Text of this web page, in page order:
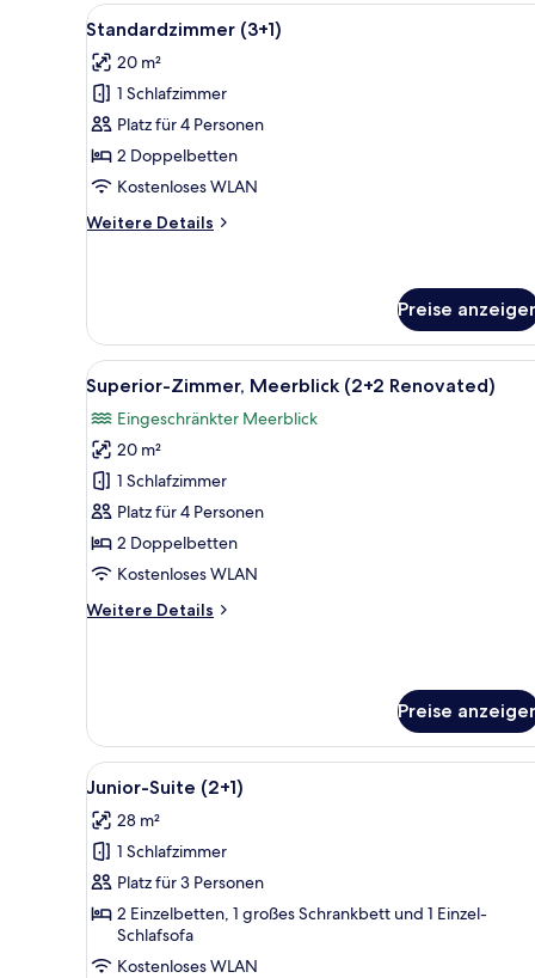
Alle
Fotos
für
Standardzimmer
(3+1)
anzeigen
Ein Hotelzimmer mit einem
2
Standardzimmer (3+1)
20 m²
1 Schlafzimmer
Platz für 4 Personen
2 Doppelbetten
Kostenloses WLAN
Weitere Details
Weitere
Preise
Alle
Fotos
für
Superior-
Zimmer,
Meerblick
(2+2
Renovated)
Ein Hotelzimmer mit Bett,
2
Superior-Zimmer, Meerblick (2+2 Renovated)
Eingeschränkter Meerblick
20 m²
1 Schlafzimmer
Platz für 4 Personen
2 Doppelbetten
Kostenloses WLAN
Weitere Details
Weitere
(2+2
Renovated)
Preise
Alle
Fotos
für
Junior-
Suite
(2+1)
anzeigen
Ein modernes Wohnzimmer
14
Junior-Suite (2+1)
28 m²
1 Schlafzimmer
Platz für 3 Personen
2 Einzelbetten, 1 großes Schrankbett und 1 Einzel-
Schlafsofa
Kostenloses WLAN